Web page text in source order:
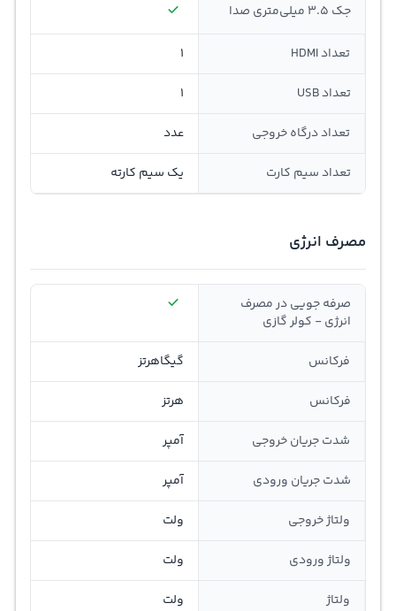
جک 3.5 میلی‌متری صدا
تعداد HDMI 1
تعداد USB 1
تعداد درگاه خروجی عدد
تعداد سیم کارت یک سیم کارته
مصرف انرژی
صرفه جویی در مصرف
انرژی - کولر گازی
فرکانس گیگاهرتز
فرکانس هرتز
شدت جریان خروجی آمپر
شدت جریان ورودی آمپر
ولتاژ خروجی ولت
ولتاژ ورودی ولت
ولتاژ ولت